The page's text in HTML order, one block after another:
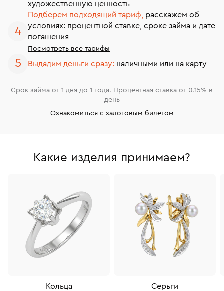
художественную ценность
Подберем подходящий тариф,
расскажем об
условиях: процентной ставке, сроке займа и дате
погашения
Посмотреть все тарифы
Выдадим деньги сразу: наличными или на карту
Срок займа от 1 дня до 1 года. Процентная ставка от 0.15% в
день
Ознакомиться с залоговым билетом
Какие изделия принимаем?
Кольца Серьги